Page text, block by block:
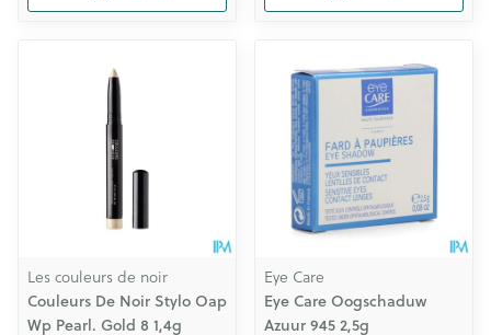
Les couleurs de noir
Couleurs De Noir Stylo Oap
Wp Pearl. Gold 8 1,4g
Eye Care
Eye Care Oogschaduw
Azuur 945 2,5g